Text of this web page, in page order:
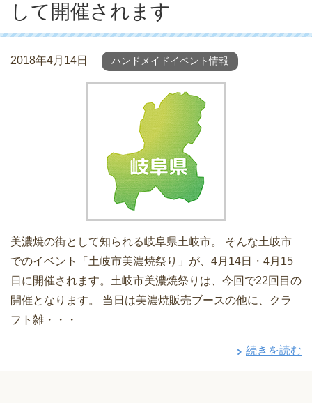
して開催されます
2018年4月14日 ハンドメイドイベント情報
美濃焼の街として知られる岐阜県土岐市。 そんな土岐市
でのイベント「土岐市美濃焼祭り」が、4月14日・4月15
日に開催されます。土岐市美濃焼祭りは、今回で22回目の
開催となります。 当日は美濃焼販売ブースの他に、クラ
フト雑・・・
続きを読む